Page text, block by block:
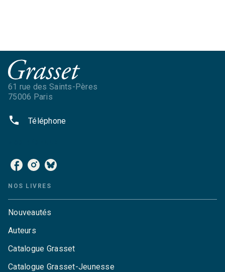
61 rue des Saints-Pères
75006 Paris
phone Téléphone
NOS LIVRES
Nouveautés
Auteurs
Catalogue Grasset
Catalogue Grasset-Jeunesse